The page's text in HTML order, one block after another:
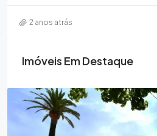
2 anos atrás
Imóveis Em Destaque